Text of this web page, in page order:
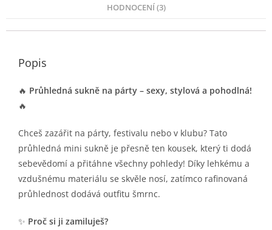
HODNOCENÍ (3)
Popis
🔥 Průhledná sukně na párty – sexy, stylová a pohodlná!
🔥
Chceš zazářit na párty, festivalu nebo v klubu? Tato
průhledná mini sukně je přesně ten kousek, který ti dodá
sebevědomí a přitáhne všechny pohledy! Díky lehkému a
vzdušnému materiálu se skvěle nosí, zatímco rafinovaná
průhlednost dodává outfitu šmrnc.
✨ Proč si ji zamiluješ?